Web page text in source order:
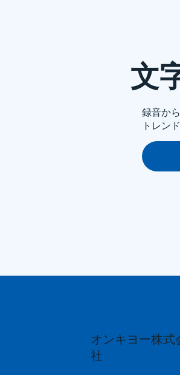
文
録音か
トレン
オンキヨー株式
社